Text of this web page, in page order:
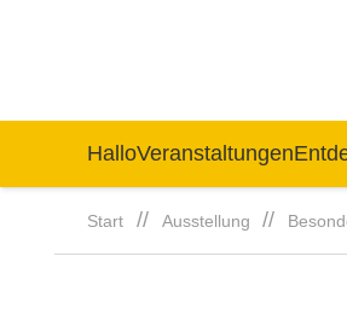
HalloVeranstaltungen
Start // Ausstellung //